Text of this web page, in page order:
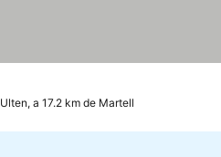
Ulten, a 17.2 km de Martell